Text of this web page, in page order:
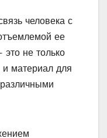
человека с
ее
не только
материал для